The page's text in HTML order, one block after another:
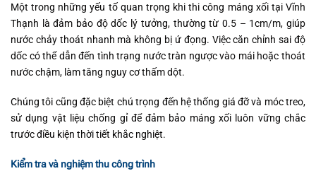
Một trong những yếu tố quan trọng khi thi công máng xối tại Vĩnh
Thạnh là đảm bảo độ dốc lý tưởng, thường từ 0.5 – 1cm/m, giúp
nước chảy thoát nhanh mà không bị ứ đọng. Việc căn chỉnh sai độ
dốc có thể dẫn đến tình trạng nước tràn ngược vào mái hoặc thoát
nước chậm, làm tăng nguy cơ thấm dột.
Chúng tôi cũng đặc biệt chú trọng đến hệ thống giá đỡ và móc treo,
sử dụng vật liệu chống gỉ để đảm bảo máng xối luôn vững chắc
trước điều kiện thời tiết khắc nghiệt.
Kiểm tra và nghiệm thu công trình